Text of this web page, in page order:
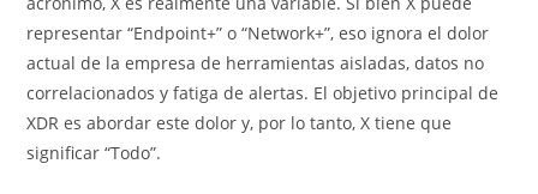
representar “Endpoint+” o “Network+”, eso ignora el dolor
actual de la empresa de herramientas aisladas, datos no
correlacionados y fatiga de alertas. El objetivo principal de
XDR es abordar este dolor y, por lo tanto, X tiene que
significar “Todo”.